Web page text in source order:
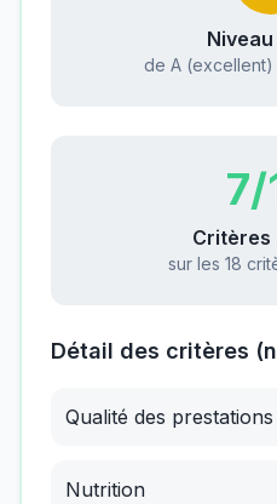
de A (excellent)
7/
Critères
sur les 18
Détail des critères
Qualité des prestations
Nutrition